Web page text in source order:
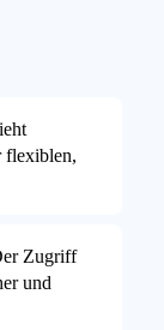
flexiblen,
Zugriff
und